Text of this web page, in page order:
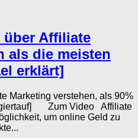
über Affiliate
als die meisten
erklärt]
Marketing verstehen, als 90%
Zum Video Affiliate
um online Geld zu